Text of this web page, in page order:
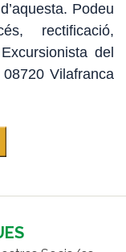
Podeu
rectificació,
del
Vilafranca